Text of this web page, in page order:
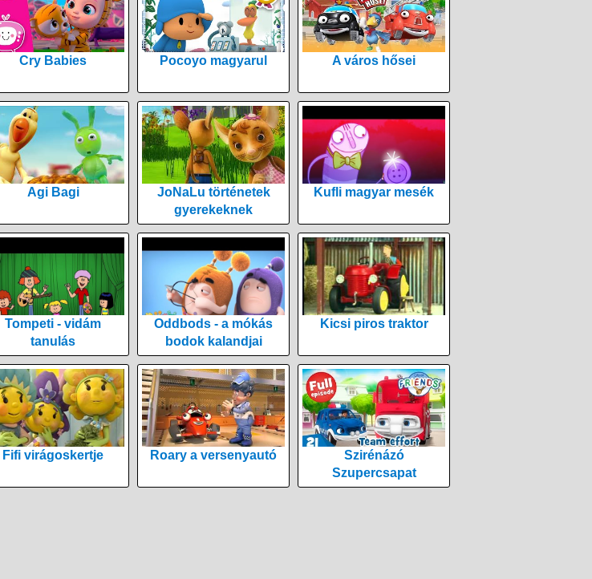
Cry Babies Pocoyo magyarul A város hősei
Agi Bagi
JoNaLu történetek
gyerekeknek
Kufli magyar mesék
Tompeti - vidám
tanulás
Oddbods - a mókás
bodok kalandjai
Kicsi piros traktor
Fifi virágoskertje Roary a versenyautó
Szirénázó
Szupercsapat